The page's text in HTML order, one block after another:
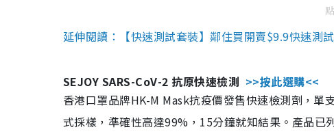
延伸閱讀：【快速測試套裝】鄰住買開賣$9.9快速測
SEJOY SARS-CoV-2 抗原快速檢測 >>按此選購<<
香港口罩品牌HK-M Mask抗疫價發售快速檢測劑，
式採樣，準確性高達99%，15分鐘就知結果。產品已